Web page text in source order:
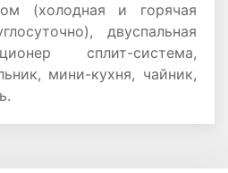
(холодная и горячая
двуспальная
сплит-система,
мини-кухня, чайник,